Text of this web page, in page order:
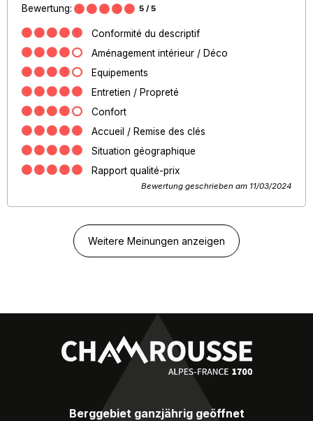
Bewertung:
5 / 5
Conformité du descriptif
Aménagement intérieur / Déco
Equipements
Entretien / Propreté
Confort
Accueil / Remise des clés
Situation géographique
Rapport qualité-prix
Bewertung geschrieben am 11/03/2024
Weitere Meinungen anzeigen
Berggebiet ganzjährig geöffnet